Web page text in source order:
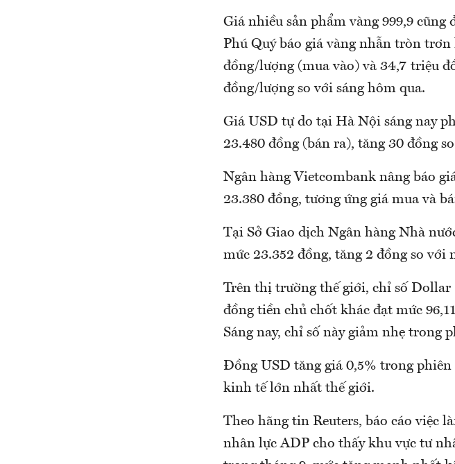
Giá nhiều sản phẩm vàng 999,9 cũng
Phú Quý báo giá vàng nhẫn tròn
đồng/lượng (mua vào) và 34,7 triệu
đồng/lượng so với sáng hôm qua.
Giá USD tự do tại Hà Nội sáng nay
23.480 đồng (bán ra), tăng 30 đồng
Ngân hàng Vietcombank nâng báo
23.380 đồng, tương ứng giá mua và
Tại Sở Giao dịch Ngân hàng Nhà
mức 23.352 đồng, tăng 2 đồng so với
Trên thị trường thế giới, chỉ số Dollar
đồng tiền chủ chốt khác đạt mức
Sáng nay, chỉ số này giảm nhẹ trong
Đồng USD tăng giá 0,5% trong
kinh tế lớn nhất thế giới.
Theo hãng tin Reuters, báo cáo việc
nhân lực ADP cho thấy khu vực tư